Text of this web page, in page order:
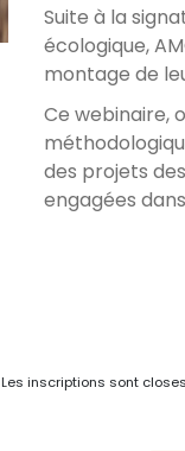
Suite à la
écologique,
montage de
Ce webinaire,
des projets
engagées
Les inscriptions sont